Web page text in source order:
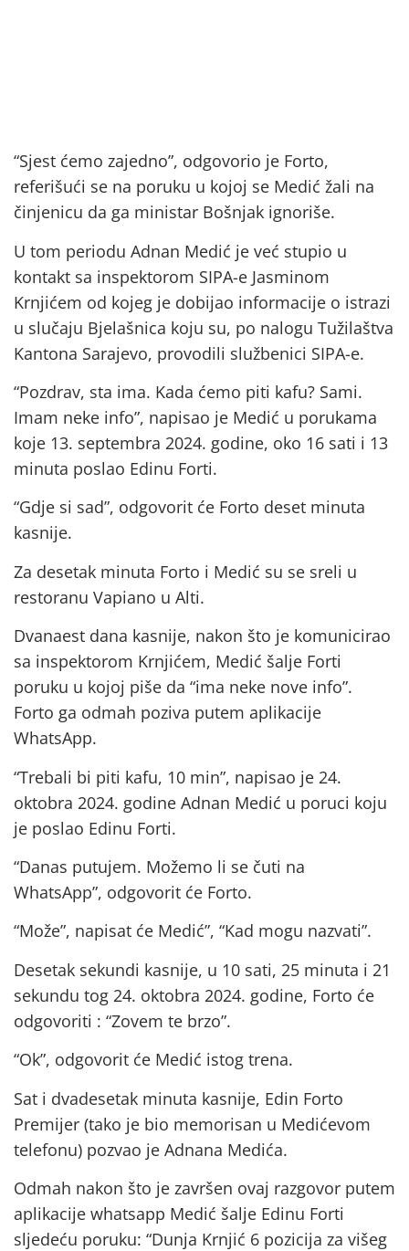
“Sjest ćemo zajedno”, odgovorio je Forto,
referišući se na poruku u kojoj se Medić žali na
činjenicu da ga ministar Bošnjak ignoriše.
U tom periodu Adnan Medić je već stupio u
kontakt sa inspektorom SIPA-e Jasminom
Krnjićem od kojeg je dobijao informacije o istrazi
u slučaju Bjelašnica koju su, po nalogu Tužilaštva
Kantona Sarajevo, provodili službenici SIPA-e.
“Pozdrav, sta ima. Kada ćemo piti kafu? Sami.
Imam neke info”, napisao je Medić u porukama
koje 13. septembra 2024. godine, oko 16 sati i 13
minuta poslao Edinu Forti.
“Gdje si sad”, odgovorit će Forto deset minuta
kasnije.
Za desetak minuta Forto i Medić su se sreli u
restoranu Vapiano u Alti.
Dvanaest dana kasnije, nakon što je komunicirao
sa inspektorom Krnjićem, Medić šalje Forti
poruku u kojoj piše da “ima neke nove info”.
Forto ga odmah poziva putem aplikacije
WhatsApp.
“Trebali bi piti kafu, 10 min”, napisao je 24.
oktobra 2024. godine Adnan Medić u poruci koju
je poslao Edinu Forti.
“Danas putujem. Možemo li se čuti na
WhatsApp”, odgovorit će Forto.
“Može”, napisat će Medić”, “Kad mogu nazvati”.
Desetak sekundi kasnije, u 10 sati, 25 minuta i 21
sekundu tog 24. oktobra 2024. godine, Forto će
odgovoriti : “Zovem te brzo”.
“Ok”, odgovorit će Medić istog trena.
Sat i dvadesetak minuta kasnije, Edin Forto
Premijer (tako je bio memorisan u Medićevom
telefonu) pozvao je Adnana Medića.
Odmah nakon što je završen ovaj razgovor putem
aplikacije whatsapp Medić šalje Edinu Forti
sljedeću poruku: “Dunja Krnjić 6 pozicija za višeg